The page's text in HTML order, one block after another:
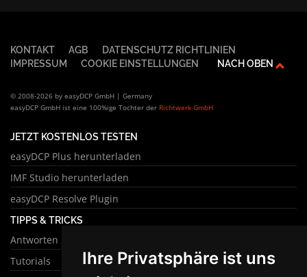
Ihre Privatsphäre ist uns
KONTAKT AGB
DATENSCHUTZ RICHTLINIEN
IMPRESSUM
COOKIE EINSTELLUNGEN NACH OBEN
© 2008-2026 by easyDCP GmbH | Germany
easyDCP GmbH ist eine 100%ige Tochter der Richtwerk GmbH
JETZT KOSTENLOS TESTEN
easyDCP Plus herunterladen
IMF Studio herunterladen
easyDCP Resolve Plugin
TIPPS & TRICKS
Antworten zu häufigen Fragen
Tutorials